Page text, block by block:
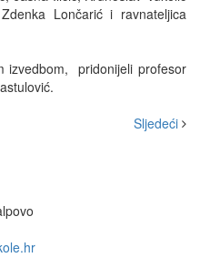
Lončarić i ravnateljica
izvedbom, pridonijeli profesor
Sljedeći